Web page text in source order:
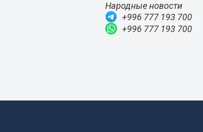
Народные новости
+996 777 193 700
+996 777 193 700